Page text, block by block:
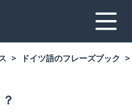
ドイツ語のフレーズブック